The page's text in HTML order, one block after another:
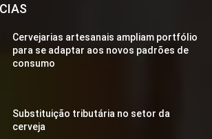
Cervejarias artesanais ampliam portfólio
para se adaptar aos novos padrões de
consumo
Substituição tributária no setor da
cerveja